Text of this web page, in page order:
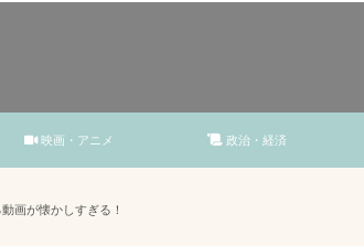
映画・アニメ 政治・経済
画が懐かしすぎる！